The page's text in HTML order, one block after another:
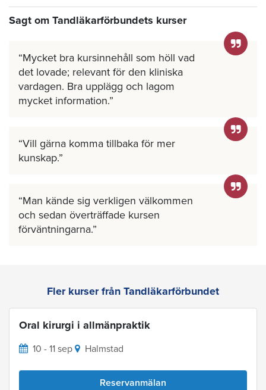
Sagt om Tandläkarförbundets kurser
Mycket bra kursinnehåll som höll vad
det lovade; relevant för den kliniska
vardagen. Bra upplägg och lagom
mycket information.
Vill gärna komma tillbaka för mer
kunskap.
Man kände sig verkligen välkommen
och sedan överträffade kursen
förväntningarna.
Fler kurser från Tandläkarförbundet
Oral kirurgi i allmänpraktik
10 - 11 sep Halmstad
Reservanmälan